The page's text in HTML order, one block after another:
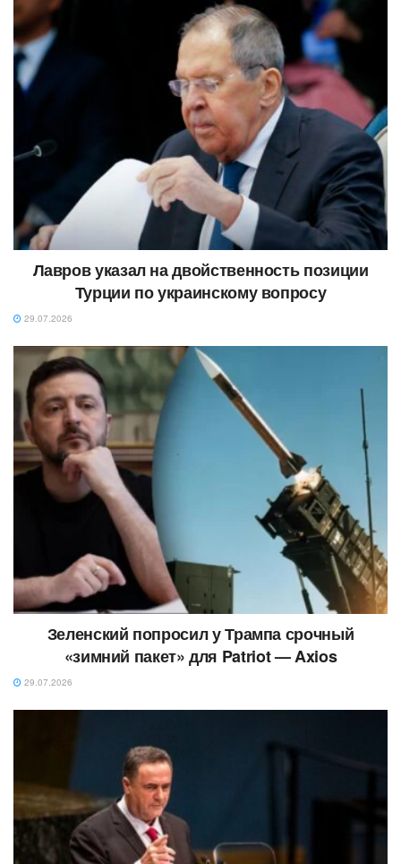
Лавров указал на двойственность позиции
Турции по украинскому вопросу
29.07.2026
Зеленский попросил у Трампа срочный
«зимний пакет» для Patriot — Axios
29.07.2026